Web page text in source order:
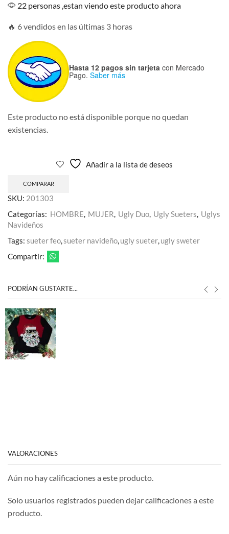
22 personas ,estan viendo este producto ahora
🔥 6 vendidos en las últimas 3 horas
Hasta 12 pagos sin tarjeta con Mercado
Pago. Saber más
Este producto no está disponible porque no quedan
existencias.
Añadir a la lista de deseos
COMPARAR
SKU: 201303
Categorías: HOMBRE, MUJER, Ugly Duo, Ugly Sueters, Uglys
Navideños
Tags: sueter feo,sueter navideño,ugly sueter,ugly sweter
Compartir:
PODRÍAN GUSTARTE...
VALORACIONES
Aún no hay calificaciones a este producto.
Solo usuarios registrados pueden dejar calificaciones a este
producto.